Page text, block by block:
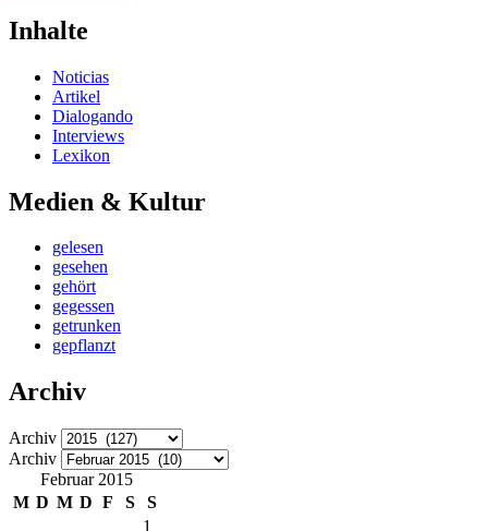
Inhalte
Noticias
Artikel
Dialogando
Interviews
Lexikon
Medien & Kultur
gelesen
gesehen
gehört
gegessen
getrunken
gepflanzt
Archiv
Archiv
Archiv
Februar 2015
M D M D F S
S
1